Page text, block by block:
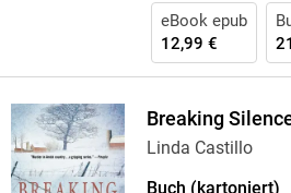
eBook epub
12,99 €
Breaking
Linda Castillo
Buch (kartoniert)